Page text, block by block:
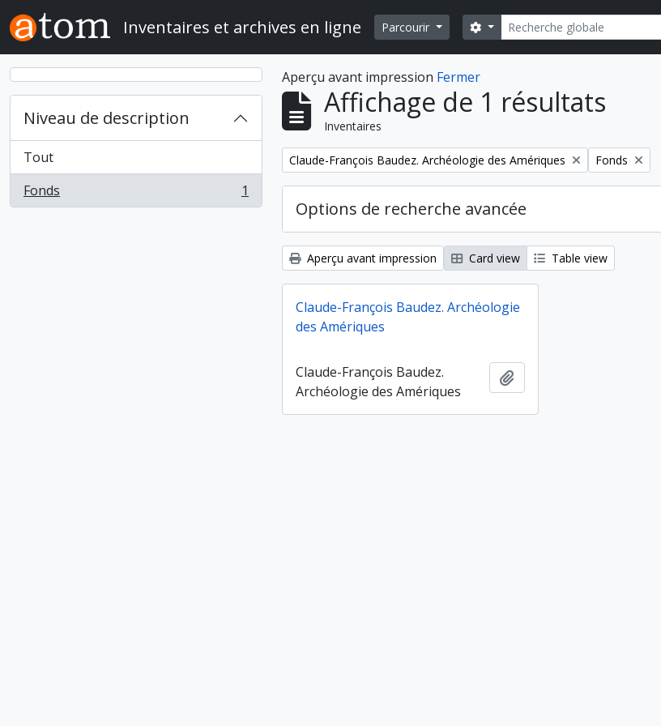
Skip to main content
Inventaires et archives en ligne Parcourir Rechercher
Search options
Niveau de description
Tout
Fonds
, 1 résultats 1
Aperçu avant impression Fermer
Affichage de 1 résultats
Inventaires
Remove filter:
Claude-François Baudez. Archéologie des Amériques Remove filter:
Fonds
Options de recherche avancée
Aperçu avant impression Card view Table view
Claude-François Baudez. Archéologie
des Amériques
Claude-François Baudez.
Archéologie des Amériques